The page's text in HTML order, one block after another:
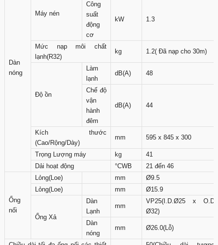
Dàn
nóng
Máy nén
Công
suất
động
cơ
kW 1.3
Mức nạp môi chất
lạnh(R32)
kg 1.2( Đã nạp cho 30m)
Độ ồn
Làm
lạnh
dB(A) 48
Chế độ
vận
hành
đêm
dB(A) 44
Kích thước
(Cao/Rộng/Dày)
mm 595 x 845 x 300
Trọng Lượng máy kg
41
Dải hoạt động
°CWB 21 đến 46
Ống
nối
Lỏng(Loe) mm
Ø9.5
Lỏng(Loe)
mm Ø15.9
Ống Xả
Dàn
Lạnh
mm
VP25(I.D.Ø25 x O.D
Ø32)
Dàn
nóng
mm Ø26.0(Lỗ)